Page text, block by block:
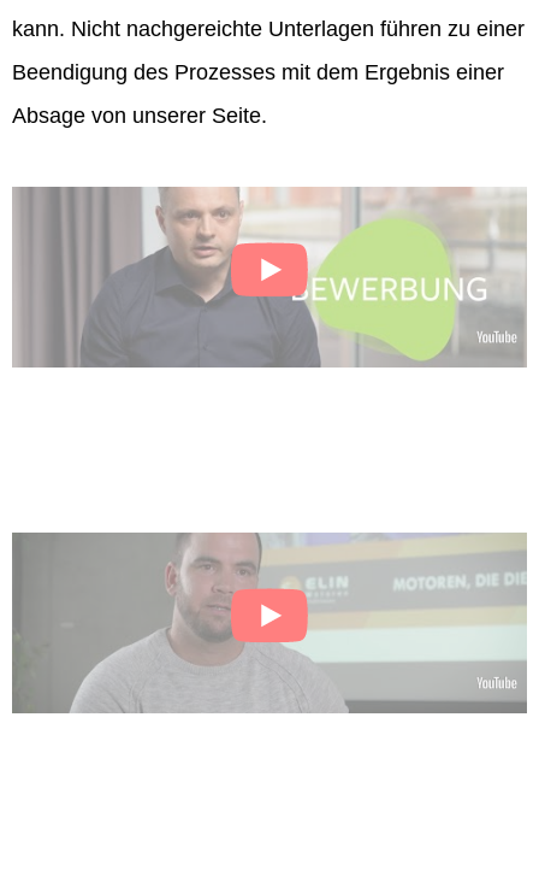
kann. Nicht nachgereichte Unterlagen führen zu einer
Beendigung des Prozesses mit dem Ergebnis einer
Absage von unserer Seite.